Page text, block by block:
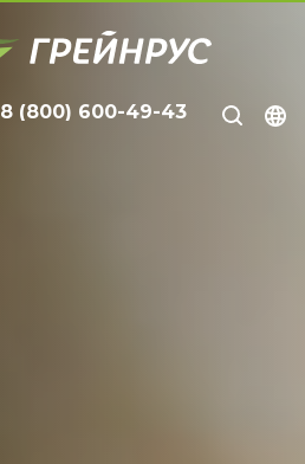
8 (800) 600-49-43